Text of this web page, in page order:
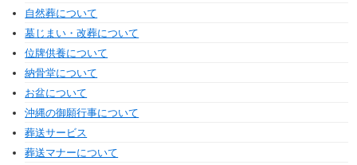
自然葬について
墓じまい・改葬について
位牌供養について
納骨堂について
お盆について
沖縄の御願行事について
葬送サービス
葬送マナーについて